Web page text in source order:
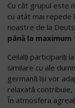
Cu cât grupul este
cu atât mai repede
noastre de la
până la
Ceilalți participanți
similare cu ale
germană își vor
relaxată contribuie,
În atmosfera